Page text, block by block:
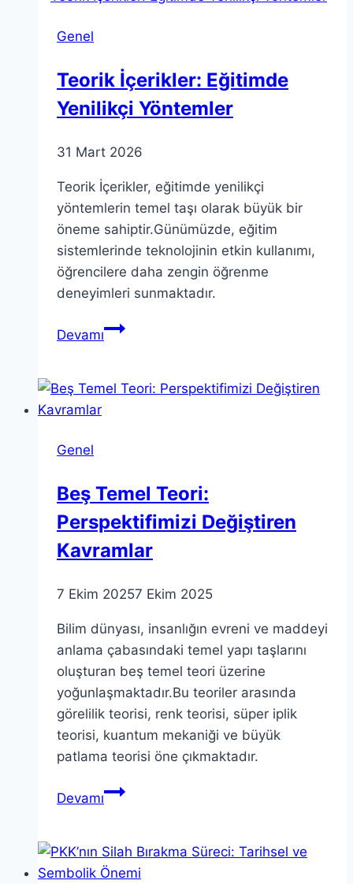
Genel
Teorik İçerikler: Eğitimde
Yenilikçi Yöntemler
31 Mart 2026
Teorik İçerikler, eğitimde yenilikçi
yöntemlerin temel taşı olarak büyük bir
öneme sahiptir.Günümüzde, eğitim
sistemlerinde teknolojinin etkin kullanımı,
öğrencilere daha zengin öğrenme
deneyimleri sunmaktadır.
DevamıTeorik
Yenilikçi
Genel
Beş Temel Teori:
Perspektifimizi Değiştiren
Kavramlar
7 Ekim 20257 Ekim 2025
Bilim dünyası, insanlığın evreni ve maddeyi
anlama çabasındaki temel yapı taşlarını
oluşturan beş temel teori üzerine
yoğunlaşmaktadır.Bu teoriler arasında
görelilik teorisi, renk teorisi, süper iplik
teorisi, kuantum mekaniği ve büyük
patlama teorisi öne çıkmaktadır.
DevamıBeş
Perspektifimizi
Değiştiren